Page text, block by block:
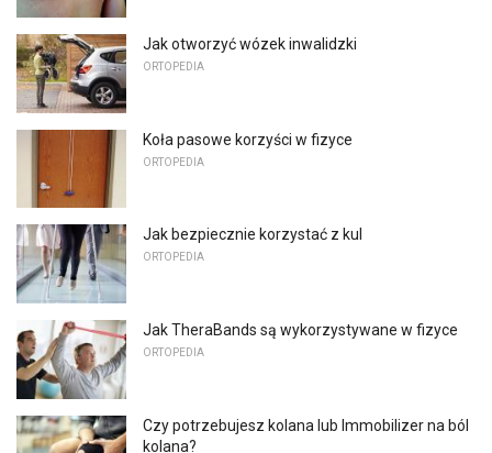
Jak otworzyć wózek inwalidzki
ORTOPEDIA
Koła pasowe korzyści w fizyce
ORTOPEDIA
Jak bezpiecznie korzystać z kul
ORTOPEDIA
Jak TheraBands są wykorzystywane w fizyce
ORTOPEDIA
Czy potrzebujesz kolana lub Immobilizer na ból
kolana?